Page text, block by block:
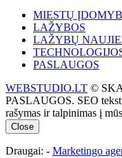
MIESTŲ
LAŽYBOS
LAŽYBŲ
PASLAUGOS
WEBSTUDIO.LT ©
PASLAUGOS. SEO
rašymas ir talpinimas į
Close
Draugai: - Marketingo